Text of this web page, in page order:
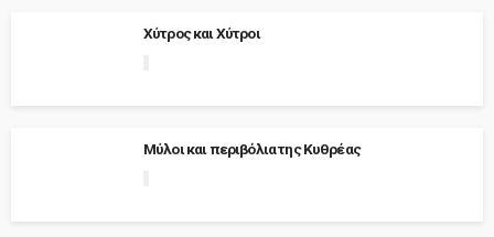
Χύτρος και Χύτροι
Μύλοι και περιβόλια της Κυθρέας